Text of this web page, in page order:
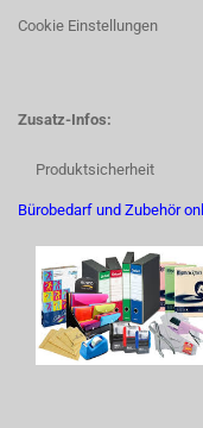
Cookie Einstellungen
Zusatz-Infos:
Produktsicherheit
Bürobedarf und Zubehör